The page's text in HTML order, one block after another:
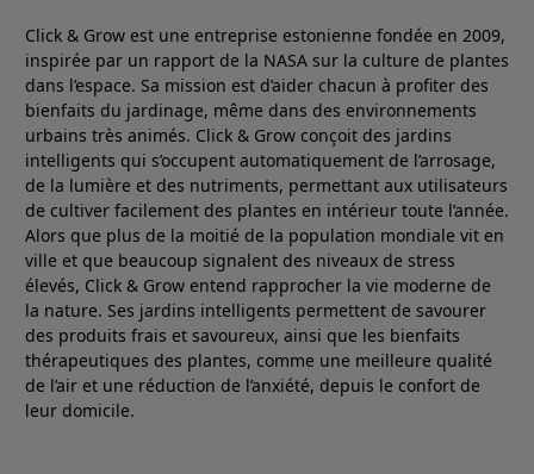
Click & Grow est une entreprise estonienne fondée en 2009,
inspirée par un rapport de la NASA sur la culture de plantes
dans l’espace. Sa mission est d’aider chacun à profiter des
bienfaits du jardinage, même dans des environnements
urbains très animés. Click & Grow conçoit des jardins
intelligents qui s’occupent automatiquement de l’arrosage,
de la lumière et des nutriments, permettant aux utilisateurs
de cultiver facilement des plantes en intérieur toute l’année.
Alors que plus de la moitié de la population mondiale vit en
ville et que beaucoup signalent des niveaux de stress
élevés, Click & Grow entend rapprocher la vie moderne de
la nature. Ses jardins intelligents permettent de savourer
des produits frais et savoureux, ainsi que les bienfaits
thérapeutiques des plantes, comme une meilleure qualité
de l’air et une réduction de l’anxiété, depuis le confort de
leur domicile.